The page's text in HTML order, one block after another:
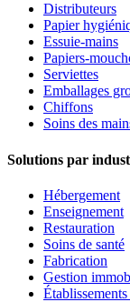
Distributeurs
Papier
Essuie-mains
Papiers-
Serviettes
Emballages
Chiffons
Soins des
Solutions par
Hébergement
Enseignement
Restauration
Soins de santé
Fabrication
Gestion